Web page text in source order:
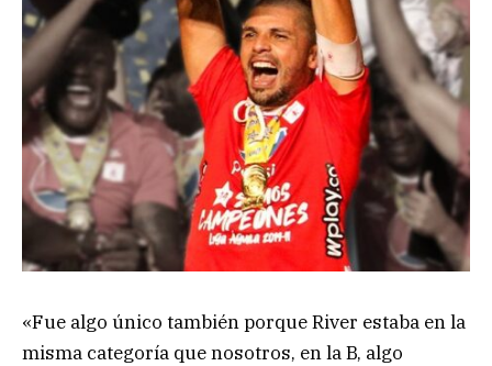
«Fue algo único también porque River estaba en la
misma categoría que nosotros, en la B, algo